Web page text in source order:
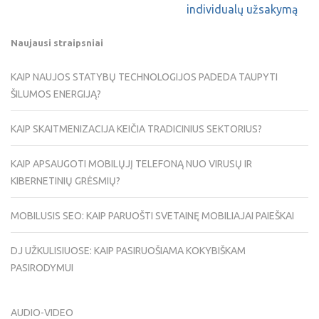
individualų užsakymą
Naujausi straipsniai
KAIP NAUJOS STATYBŲ TECHNOLOGIJOS PADEDA TAUPYTI
ŠILUMOS ENERGIJĄ?
KAIP SKAITMENIZACIJA KEIČIA TRADICINIUS SEKTORIUS?
KAIP APSAUGOTI MOBILŲJĮ TELEFONĄ NUO VIRUSŲ IR
KIBERNETINIŲ GRĖSMIŲ?
MOBILUSIS SEO: KAIP PARUOŠTI SVETAINĘ MOBILIAJAI PAIEŠKAI
DJ UŽKULISIUOSE: KAIP PASIRUOŠIAMA KOKYBIŠKAM
PASIRODYMUI
AUDIO-VIDEO